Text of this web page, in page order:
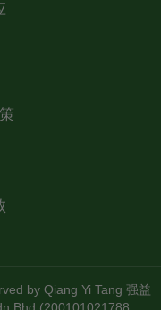
by Qiang Yi Tang 强益